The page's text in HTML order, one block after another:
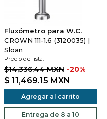
Fluxómetro para W.C.
CROWN 111-1.6 (3120035) |
Sloan
Precio de lista:
$14,336.44 MXN -20%
$ 11,469.15 MXN
Agregar al carrito
Entrega de 8 a 10